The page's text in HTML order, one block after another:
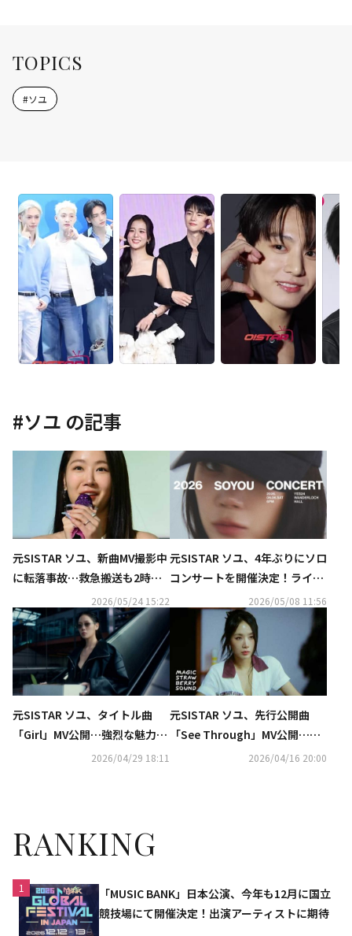
TOPICS
#ソユ
#ソユ の記事
元SISTAR ソユ、新曲MV撮影中
に転落事故…救急搬送も2時間
後に現場へ復帰（動画あり）
2026/05/24 15:22
元SISTAR ソユ、4年ぶりにソロ
コンサートを開催決定！ライブ
セッションに高まる期待
2026/05/08 11:56
元SISTAR ソユ、タイトル曲
「Girl」MV公開…強烈な魅力の
スタイリングに注目2026/04/29 18:11
元SISTAR ソユ、先行公開曲
「See Through」MV公開…ハ
イエナジーなポップR＆Bを披露
2026/04/16 20:00
RANKING
1
「MUSIC BANK」日本公演、今年も12月に国立
競技場にて開催決定！出演アーティストに期待